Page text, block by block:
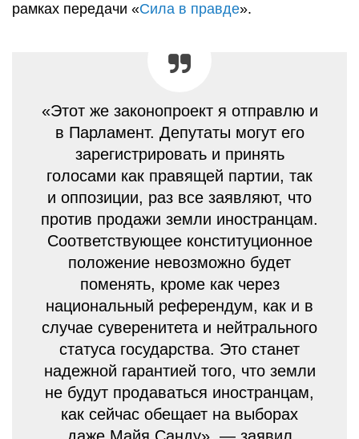
рамках передачи «Сила в правде».
«Этот же законопроект я отправлю и
в Парламент. Депутаты могут его
зарегистрировать и принять
голосами как правящей партии, так
и оппозиции, раз все заявляют, что
против продажи земли иностранцам.
Соответствующее конституционное
положение невозможно будет
поменять, кроме как через
национальный референдум, как и в
случае суверенитета и нейтрального
статуса государства. Это станет
надежной гарантией того, что земли
не будут продаваться иностранцам,
как сейчас обещает на выборах